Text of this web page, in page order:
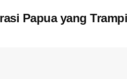
Papua yang